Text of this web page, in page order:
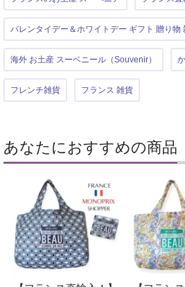
バレンタイデー＆ホワイトデー ギフト 贈り物
海外 お土産 スーベニール（Souvenir）
フレンチ雑貨 フランス 雑貨
あなたにおすすめの商品